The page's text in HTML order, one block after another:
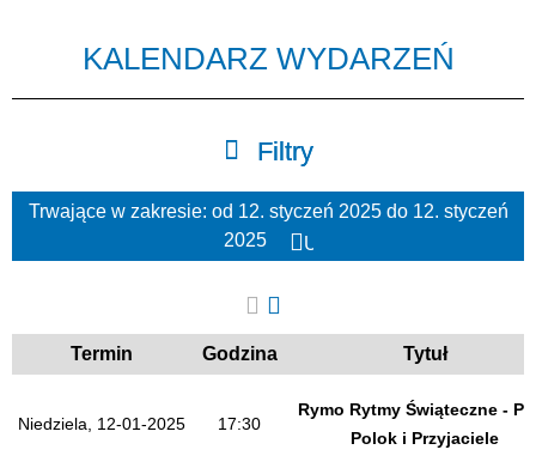
KALENDARZ WYDARZEŃ
Filtry
Szukana fraza
Trwające w zakresie: od 12. styczeń 2025 do 12. styczeń
2025
Usuń
Termin Godzina Tytuł
Niedziela, 12-01-2025 17:30
Rymo Rytmy Świąteczne -
Polok i Przyjaciele